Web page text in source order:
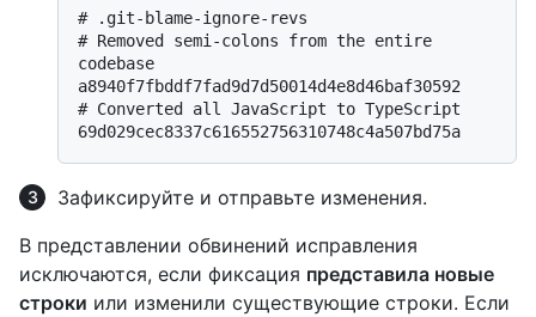
#
.git-blame-ignore-revs
# Removed semi-colons from the entire
codebase
# Converted all JavaScript to TypeScript
Зафиксируйте и отправьте изменения.
В представлении обвинений исправления
исключаются, если фиксация представила новые
строки или изменили существующие строки. Если